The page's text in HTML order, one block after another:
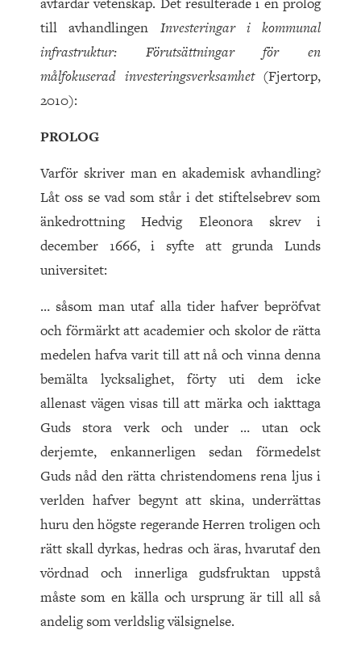
till avhandlingen Investeringar i kommunal
infrastruktur: Förutsättningar för en
målfokuserad investeringsverksamhet (Fjertorp,
2010):
PROLOG
Varför skriver man en akademisk avhandling?
Låt oss se vad som står i det stiftelsebrev som
änkedrottning Hedvig Eleonora skrev i
december 1666, i syfte att grunda Lunds
universitet:
… såsom man utaf alla tider hafver bepröfvat
och förmärkt att academier och skolor de rätta
medelen hafva varit till att nå och vinna denna
bemälta lycksalighet, förty uti dem icke
allenast vägen visas till att märka och iakttaga
Guds stora verk och under … utan ock
derjemte, enkannerligen sedan förmedelst
Guds nåd den rätta christendomens rena ljus i
verlden hafver begynt att skina, underrättas
huru den högste regerande Herren troligen och
rätt skall dyrkas, hedras och äras, hvarutaf den
vördnad och innerliga gudsfruktan uppstå
måste som en källa och ursprung är till all så
andelig som verldslig välsignelse.